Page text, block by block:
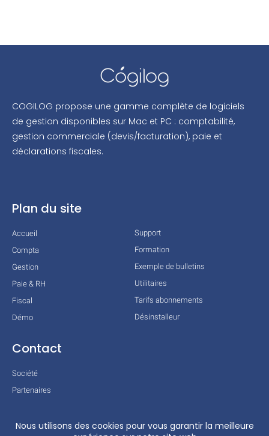
COGILOG propose une gamme complète de logiciels
de gestion disponibles sur Mac et PC : comptabilité,
gestion commerciale (devis/facturation), paie et
déclarations fiscales.
Plan du site
Accueil
Compta
Gestion
Paie & RH
Fiscal
Démo
Support
Formation
Exemple de bulletins
Utilitaires
Tarifs abonnements
Désinstalleur
Contact
Société
Partenaires
Mentions légales